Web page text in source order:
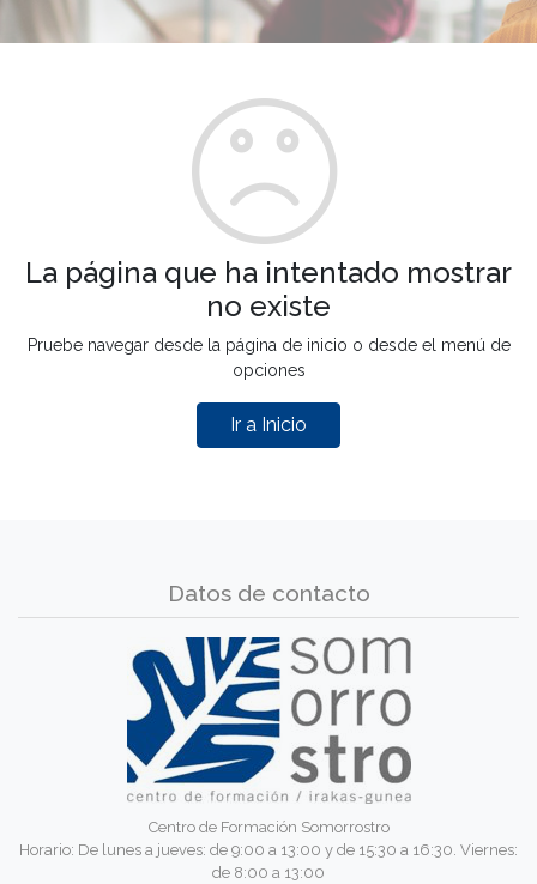
La página que ha intentado mostrar
no existe
Pruebe navegar desde la página de inicio o desde el menú de
opciones
Ir a Inicio
Datos de contacto
Centro de Formación Somorrostro
Horario: De lunes a jueves: de 9:00 a 13:00 y de 15:30 a 16:30. Viernes:
de 8:00 a 13:00